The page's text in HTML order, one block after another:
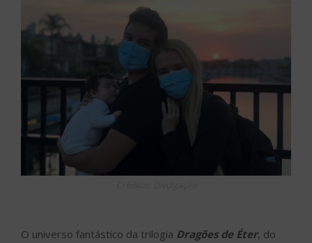
O universo fantástico da trilogia Dragões de Éter, do